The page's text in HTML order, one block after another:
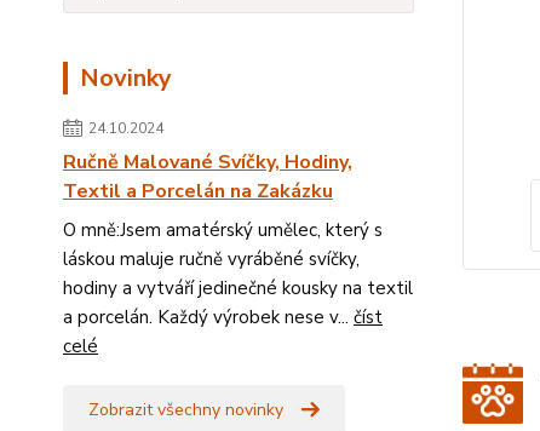
Novinky
24.10.2024
Ručně Malované Svíčky, Hodiny,
Textil a Porcelán na Zakázku
O mně:Jsem amatérský umělec, který s
láskou maluje ručně vyráběné svíčky,
hodiny a vytváří jedinečné kousky na textil
a porcelán. Každý výrobek nese v... číst
celé
Zobrazit všechny novinky